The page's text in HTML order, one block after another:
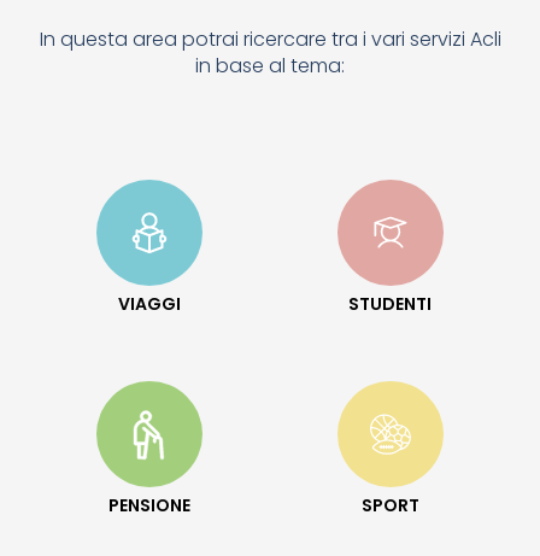
In questa area potrai ricercare tra i vari servizi Acli
in base al tema:
VIAGGI STUDENTI
PENSIONE SPORT